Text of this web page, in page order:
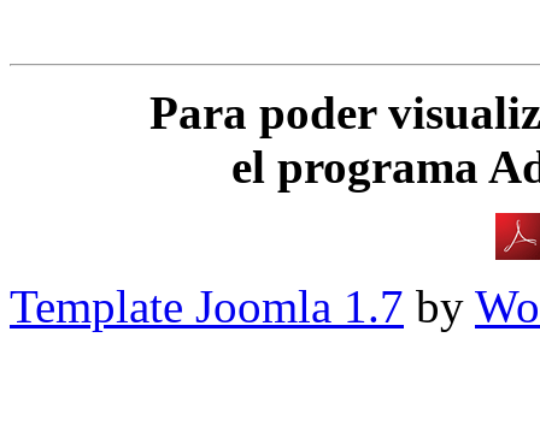
Para poder
el programa
Template Joomla 1.7 by